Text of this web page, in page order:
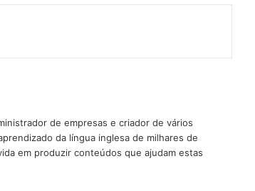
de empresas e criador de vários
da língua inglesa de milhares de
em produzir conteúdos que ajudam estas